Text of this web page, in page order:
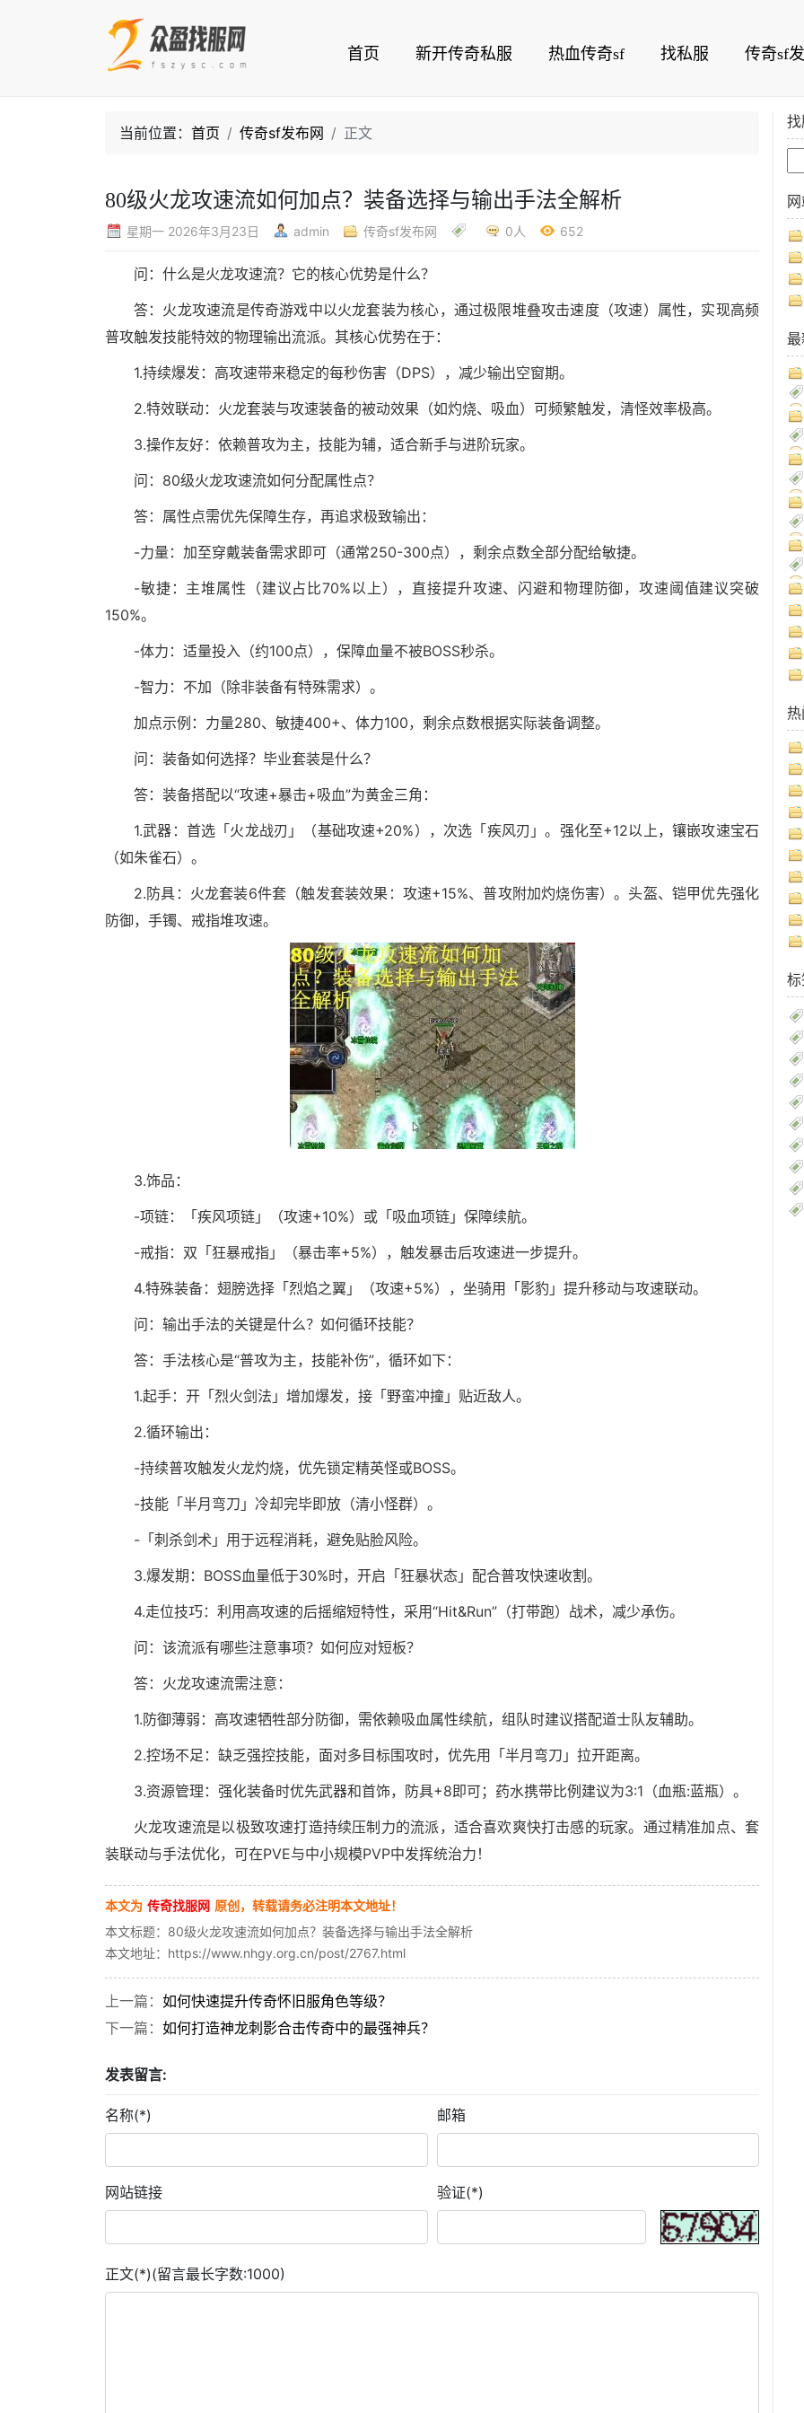
首页 新开传奇私服 热血传奇sf 找私服 传奇sf
当前位置： 首页 传奇sf发布网 正文
80级火龙攻速流如何加点？装备选择与输出手法全解析
星期一 2026年3月23日 admin 传奇sf发布网 0人 652
问：什么是火龙攻速流？它的核心优势是什么？
答：火龙攻速流是传奇游戏中以火龙套装为核心，通过极限堆叠攻击速度（攻速）属性，实现高频
普攻触发技能特效的物理输出流派。其核心优势在于：
1.持续爆发：高攻速带来稳定的每秒伤害（DPS），减少输出空窗期。
2.特效联动：火龙套装与攻速装备的被动效果（如灼烧、吸血）可频繁触发，清怪效率极高。
3.操作友好：依赖普攻为主，技能为辅，适合新手与进阶玩家。
问：80级火龙攻速流如何分配属性点？
答：属性点需优先保障生存，再追求极致输出：
-力量：加至穿戴装备需求即可（通常250-300点），剩余点数全部分配给敏捷。
-敏捷：主堆属性（建议占比70%以上），直接提升攻速、闪避和物理防御，攻速阈值建议突破
150%。
-体力：适量投入（约100点），保障血量不被BOSS秒杀。
-智力：不加（除非装备有特殊需求）。
加点示例：力量280、敏捷400+、体力100，剩余点数根据实际装备调整。
问：装备如何选择？毕业套装是什么？
答：装备搭配以“攻速+暴击+吸血”为黄金三角：
1.武器：首选「火龙战刃」（基础攻速+20%），次选「疾风刃」。强化至+12以上，镶嵌攻速宝石
（如朱雀石）。
2.防具：火龙套装6件套（触发套装效果：攻速+15%、普攻附加灼烧伤害）。头盔、铠甲优先强化
防御，手镯、戒指堆攻速。
3.饰品：
-项链：「疾风项链」（攻速+10%）或「吸血项链」保障续航。
-戒指：双「狂暴戒指」（暴击率+5%），触发暴击后攻速进一步提升。
4.特殊装备：翅膀选择「烈焰之翼」（攻速+5%），坐骑用「影豹」提升移动与攻速联动。
问：输出手法的关键是什么？如何循环技能？
答：手法核心是“普攻为主，技能补伤”，循环如下：
1.起手：开「烈火剑法」增加爆发，接「野蛮冲撞」贴近敌人。
2.循环输出：
-持续普攻触发火龙灼烧，优先锁定精英怪或BOSS。
-技能「半月弯刀」冷却完毕即放（清小怪群）。
-「刺杀剑术」用于远程消耗，避免贴脸风险。
3.爆发期：BOSS血量低于30%时，开启「狂暴状态」配合普攻快速收割。
4.走位技巧：利用高攻速的后摇缩短特性，采用“Hit&Run”（打带跑）战术，减少承伤。
问：该流派有哪些注意事项？如何应对短板？
答：火龙攻速流需注意：
1.防御薄弱：高攻速牺牲部分防御，需依赖吸血属性续航，组队时建议搭配道士队友辅助。
2.控场不足：缺乏强控技能，面对多目标围攻时，优先用「半月弯刀」拉开距离。
3.资源管理：强化装备时优先武器和首饰，防具+8即可；药水携带比例建议为3:1（血瓶:蓝瓶）。
火龙攻速流是以极致攻速打造持续压制力的流派，适合喜欢爽快打击感的玩家。通过精准加点、套
装联动与手法优化，可在PVE与中小规模PVP中发挥统治力！
本文为 传奇找服网 原创，转载请务必注明本文地址！
本文标题：80级火龙攻速流如何加点？装备选择与输出手法全解析
本文地址：https://www.nhgy.org.cn/post/2767.html
上一篇： 如何快速提升传奇怀旧服角色等级？
下一篇： 如何打造神龙刺影合击传奇中的最强神兵？
发表留言:
名称(*) 邮箱
网站链接 验证(*)
正文(*)(留言最长字数:1000)
找
最
热
标